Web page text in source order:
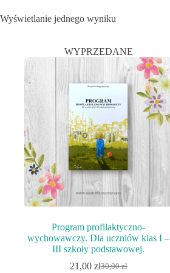
Wyświetlanie jednego wyniku
WYPRZEDANE
Program profilaktyczno-
wychowawczy. Dla uczniów klas I –
III szkoły podstawowej.
30,00zł
Pierwotna
21,00 złAktualna